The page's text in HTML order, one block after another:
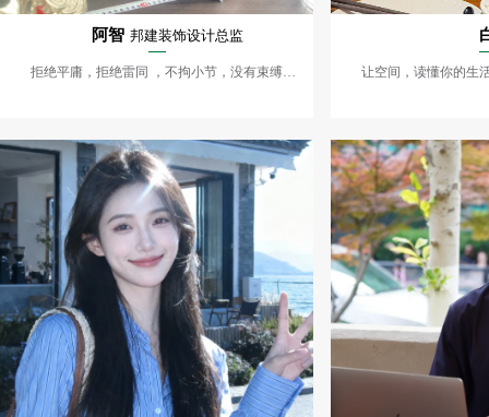
阿智 邦建装饰设计总监
拒绝平庸，拒绝雷同 ，不拘小节，没有束缚， 让自由不受限制。 让空间，读懂你的生